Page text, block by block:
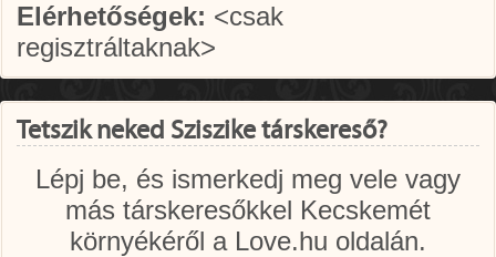
Elérhetőségek: <csak
regisztráltaknak>
Tetszik neked Sziszike társkereső?
Lépj be, és ismerkedj meg vele vagy
más társkeresőkkel Kecskemét
környékéről a Love.hu oldalán.